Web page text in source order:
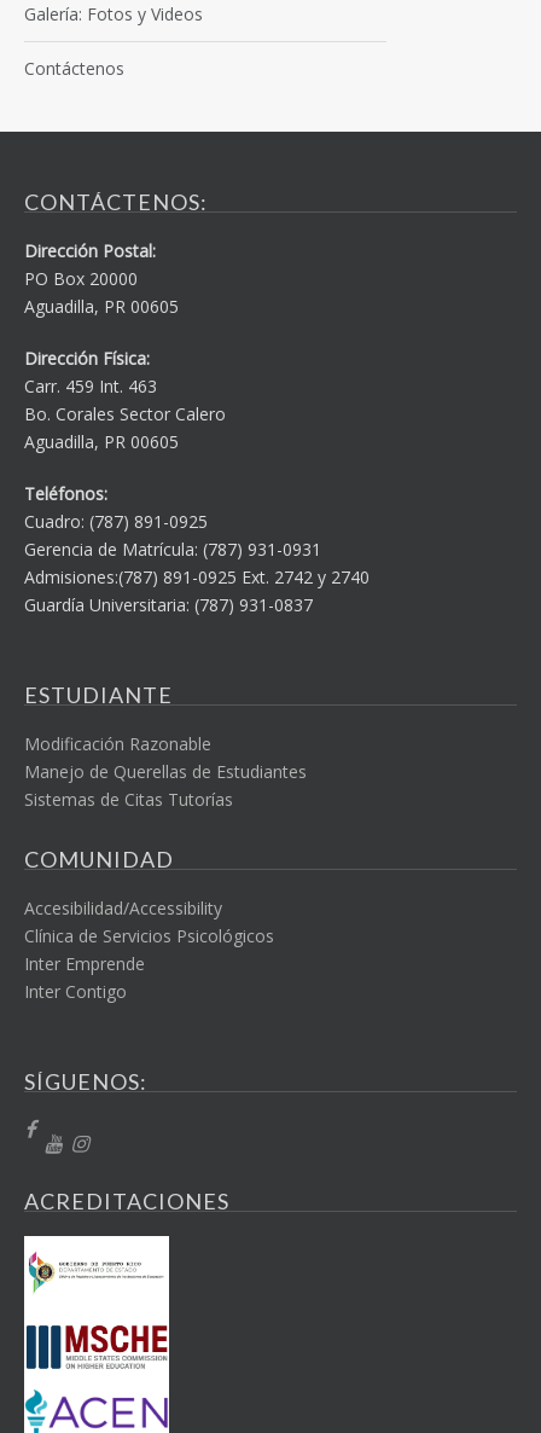
Galería: Fotos y Videos
Contáctenos
CONTÁCTENOS:
Dirección Postal:
PO Box 20000
Aguadilla, PR 00605
Dirección Física:
Carr. 459 Int. 463
Bo. Corales Sector Calero
Aguadilla, PR 00605
Teléfonos:
Cuadro: (787) 891-0925
Gerencia de Matrícula: (787) 931-0931
Admisiones:(787) 891-0925 Ext. 2742 y 2740
Guardía Universitaria: (787) 931-0837
ESTUDIANTE
Modificación Razonable
Manejo de Querellas de Estudiantes
Sistemas de Citas Tutorías
COMUNIDAD
Accesibilidad/Accessibility
Clínica de Servicios Psicológicos
Inter Emprende
Inter Contigo
SÍGUENOS:
ACREDITACIONES